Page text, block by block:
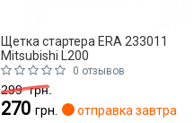
Щетка стартера ERA 233011
Mitsubishi L200
0 отзывов
299грн.
270 грн. отправка завтра